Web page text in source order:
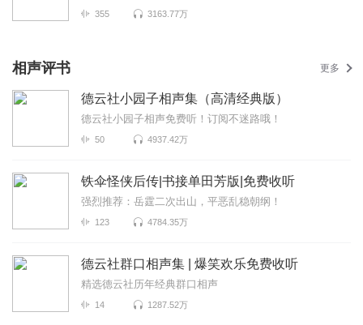
355 3163.77万
相声评书 更多
德云社小园子相声集（高清经典版）
德云社小园子相声免费听！订阅不迷路哦！
50 4937.42万
铁伞怪侠后传|书接单田芳版|免费收听
强烈推荐：岳霆二次出山，平恶乱稳朝纲！
123 4784.35万
德云社群口相声集 | 爆笑欢乐免费收听
精选德云社历年经典群口相声
14 1287.52万